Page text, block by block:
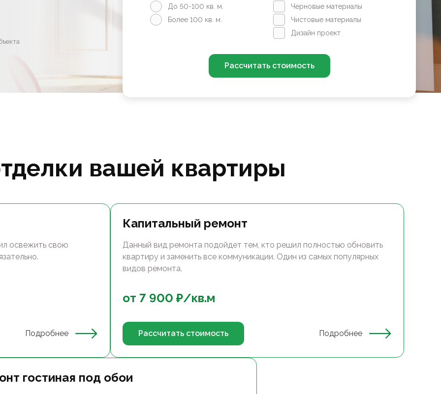
До 50-100 кв. м.
Более 100 кв. м.
Черновые материалы
Чистовые материалы
Дизайн проект
Рассчитать стоимость
вашей квартиры
освежить свою
Подробнее
Капитальный ремонт
Данный вид ремонта подойдет тем, кто решил полностью обновить
квартиру и заменить все коммуникации. Один из самых популярных
видов ремонта.
от 7 900 ₽/кв.м
Рассчитать стоимость Подробнее
гостиная под обои